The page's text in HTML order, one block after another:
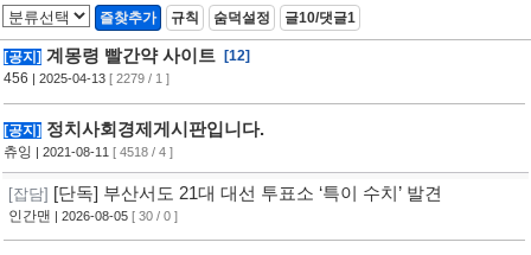
Zoom In] [2]
즐찾추가 규칙 숨덕설정 글10/댓글1
[공지] 계몽령 빨간약 사이트
[12]
456 | 2025-04-13 [ 2279 / 1 ]
[공지] 정치사회경제게시판입니다.
츄잉 | 2021-08-11 [ 4518 / 4 ]
[잡담] [단독] 부산서도 21대 대선 투표소 ‘특이 수치’ 발견
인간맨 | 2026-08-05 [ 30 / 0 ]